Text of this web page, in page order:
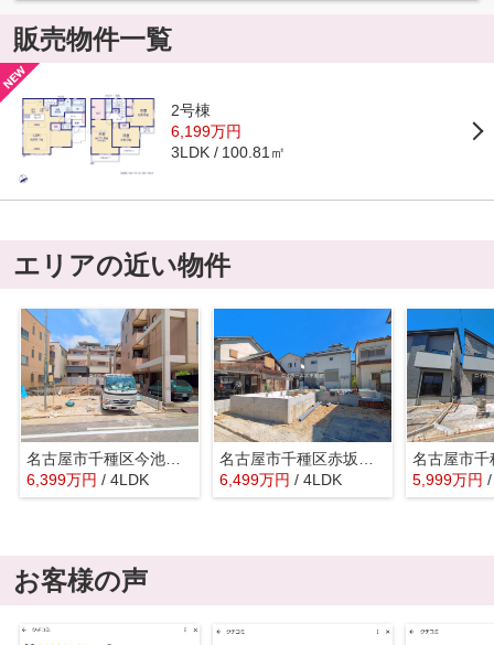
販売物件一覧
2号棟
6,199万円
3LDK 100.81㎡
エリアの近い物件
名古屋市千種区今池南1918『仲介料無料』新築戸建て
6,399万円 / 4LDK
6,499万円 / 4LDK 5,999万円
お客様の声